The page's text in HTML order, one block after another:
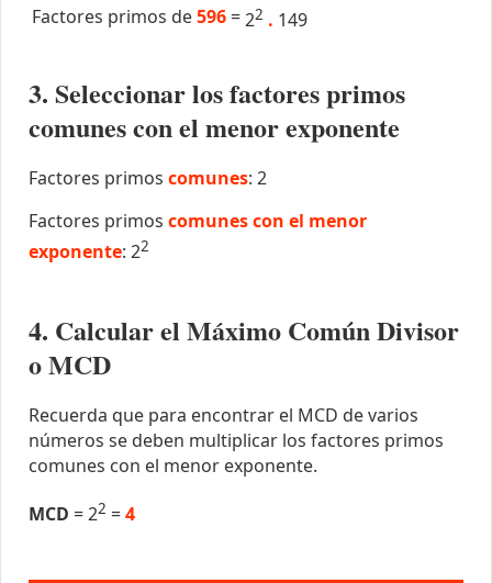
Factores primos de596 =22 . 149
3. Seleccionar los factores primos
comunes con el menor exponente
Factores primos comunes: 2
Factores primos comunes con el menor
exponente: 22
4. Calcular el Máximo Común Divisor
o MCD
Recuerda que para encontrar el MCD de varios
números se deben multiplicar los factores primos
comunes con el menor exponente.
MCD = 22 =4